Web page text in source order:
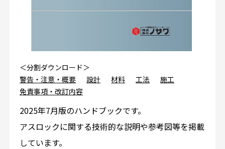
＜分割ダウンロード＞
警告・注意・概要
設計 材料 工法
施工
免責事項・改訂内容
2025年7月版のハンドブックです。
アスロックに関する技術的な説明や参考図等を掲載
しています。